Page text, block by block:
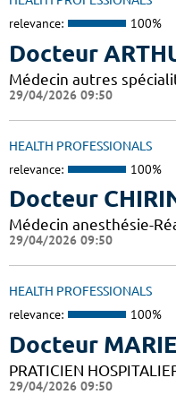
relevance: 100%
Docteur
Médecin autres
29/04/2026 09:50
HEALTH PROFESSIONALS
relevance: 100%
Docteur
Médecin anesthésie-
29/04/2026 09:50
HEALTH PROFESSIONALS
relevance: 100%
Docteur
PRATICIEN
29/04/2026 09:50